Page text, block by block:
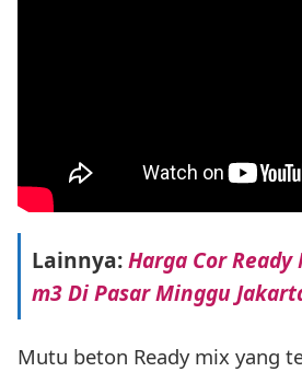
Lainnya:Harga Cor Ready
m3 Di Pasar Minggu
Mutu beton Ready mix yang